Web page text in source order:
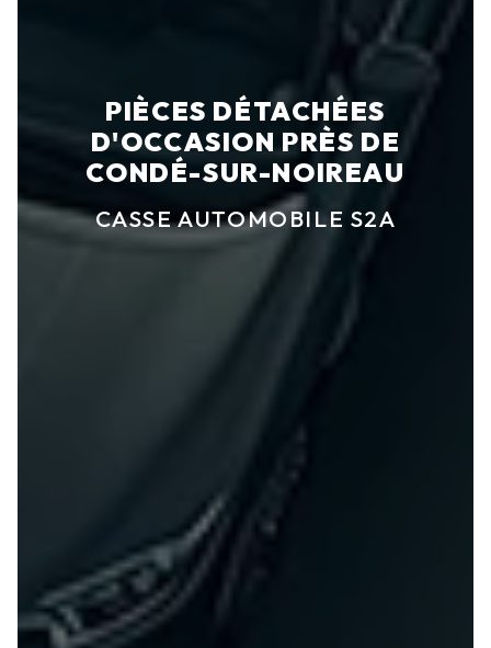
PIÈCES DÉTACHÉES
D'OCCASION PRÈS DE
CONDÉ-SUR-NOIREAU
CASSE AUTOMOBILE S2A